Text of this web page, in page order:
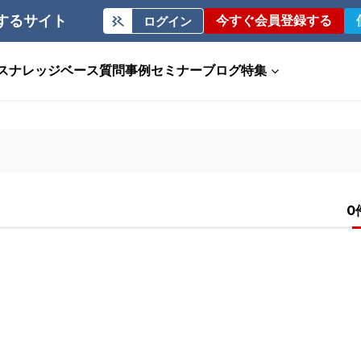
るサイト ログイン 今すぐ会員登録する
ナレッジベース質問事例 セミナーブログ特集
0